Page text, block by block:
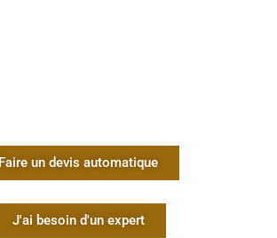
Faire un devis automatique
J'ai besoin d'un expert